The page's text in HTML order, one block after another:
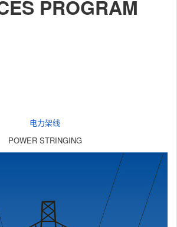
PROGRAM
电力架线
POWER STRINGING